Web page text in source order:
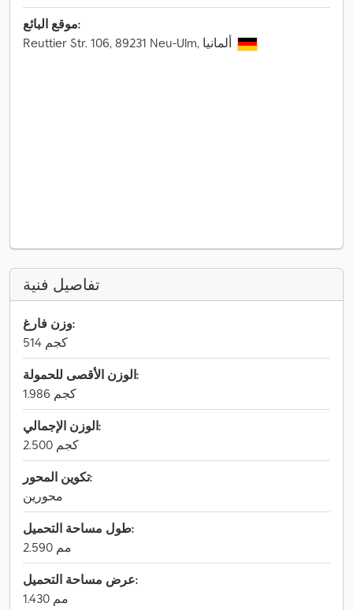
موقع البائع:
تفاصيل فنية
وزن فارغ:
514 كجم
الوزن الأقصى للحمولة:
1.986 كجم
الوزن الإجمالي:
2.500 كجم
تكوين المحور:
محورين
طول مساحة التحميل:
2.590 مم
عرض مساحة التحميل:
1.430 مم